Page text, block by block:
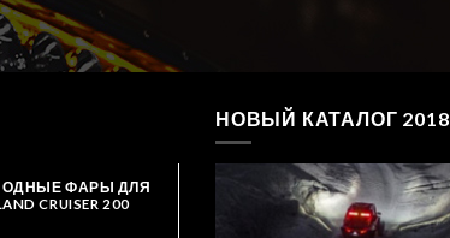
ФАРЫ ДЛЯ
CRUISER 200
НОВЫЙ КАТАЛОГ 2018